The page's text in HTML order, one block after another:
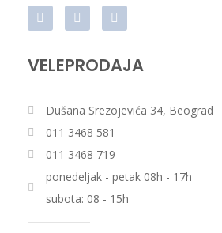
VELEPRODAJA
Dušana Srezojevića 34, Beograd
011 3468 581
011 3468 719
ponedeljak - petak 08h - 17h
subota: 08 - 15h